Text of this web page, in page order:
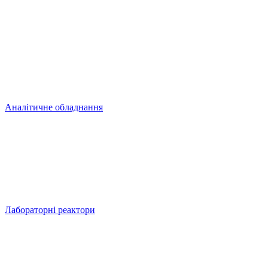
Аналітичне обладнання
Лабораторні реактори